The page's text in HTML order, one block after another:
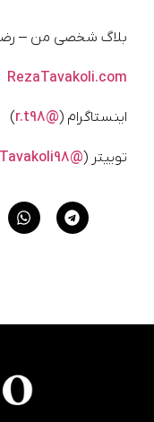
بلاگ شخصی من –
RezaTavakoli.com
اینستاگرام (@r.t98
)
توییتر (@RezaTavakoli98